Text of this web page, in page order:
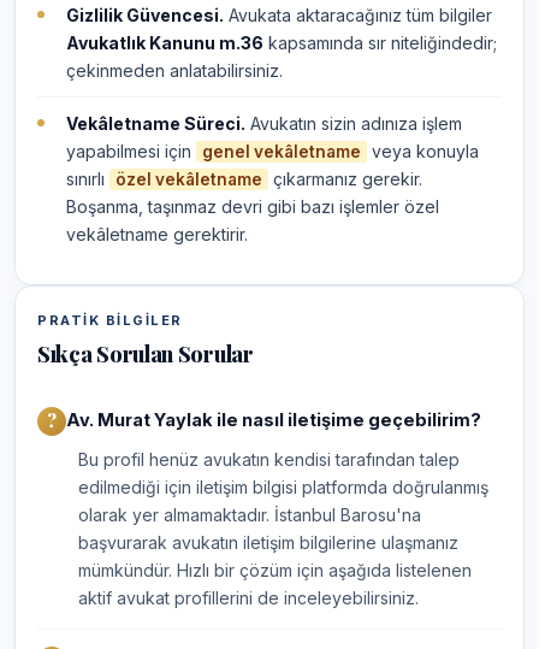
Gizlilik Güvencesi. Avukata aktaracağınız tüm bilgiler
Avukatlık Kanunu m.36 kapsamında sır niteliğindedir;
çekinmeden anlatabilirsiniz.
Vekâletname Süreci. Avukatın sizin adınıza işlem
yapabilmesi için
genel vekâletname
veya konuyla
sınırlı
özel vekâletname
çıkarmanız gerekir.
Boşanma, taşınmaz devri gibi bazı işlemler özel
vekâletname gerektirir.
PRATIK BILGILER
Sıkça Sorulan Sorular
Av. Murat Yaylak ile nasıl iletişime geçebilirim?
Bu profil henüz avukatın kendisi tarafından talep
edilmediği için iletişim bilgisi platformda doğrulanmış
olarak yer almamaktadır. İstanbul Barosu'na
başvurarak avukatın iletişim bilgilerine ulaşmanız
mümkündür. Hızlı bir çözüm için aşağıda listelenen
aktif avukat profillerini de inceleyebilirsiniz.